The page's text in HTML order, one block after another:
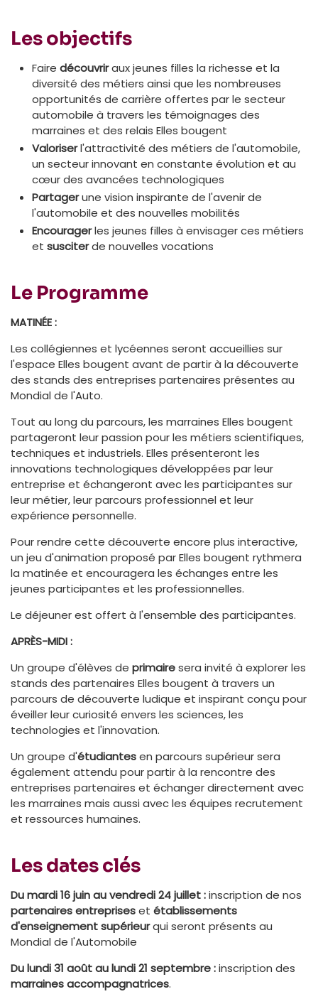
Les objectifs
Faire découvriraux jeunes filles la richesse et la
diversité des métiers ainsi que les nombreuses
opportunités de carrière offertes par le secteur
automobile à travers les témoignages des
marraines et des relais Elles bougent
Valoriserl'attractivité des métiers de l'automobile,
un secteur innovant en constante évolution et au
cœur des avancées technologiques
Partagerune vision inspirante de l'avenir de
l'automobile et des nouvelles mobilités
Encouragerles jeunes filles à envisager ces métiers
et susciterde nouvelles vocations
Le Programme
MATINÉE :
Les collégiennes et lycéennes seront accueillies sur
l'espace Elles bougent avant de partir à la découverte
des stands des entreprises partenaires présentes au
Mondial de l'Auto.
Tout au long du parcours, les marraines Elles bougent
partageront leur passion pour les métiers scientifiques,
techniques et industriels. Elles présenteront les
innovations technologiques développées par leur
entreprise et échangeront avec les participantes sur
leur métier, leur parcours professionnel et leur
expérience personnelle.
Pour rendre cette découverte encore plus interactive,
un jeu d'animation proposé par Elles bougent rythmera
la matinée et encouragera les échanges entre les
jeunes participantes et les professionnelles.
Le déjeuner est offert à l'ensemble des participantes.
APRÈS-MIDI :
Un groupe d'élèves de primairesera invité à explorer les
stands des partenaires Elles bougent à travers un
parcours de découverte ludique et inspirant conçu pour
éveiller leur curiosité envers les sciences, les
technologies et l'innovation.
Un groupe d'étudiantesen parcours supérieur sera
également attendu pour partir à la rencontre des
entreprises partenaires et échanger directement avec
les marraines mais aussi avec les équipes recrutement
et ressources humaines.
Les dates clés
Du mardi 16 juin au vendredi 24 juillet :inscription de nos
partenaires entrepriseset établissements
d'enseignement supérieurqui seront présents au
Mondial de l'Automobile
Du lundi 31 août au lundi 21 septembre :inscription des
marraines accompagnatrices.